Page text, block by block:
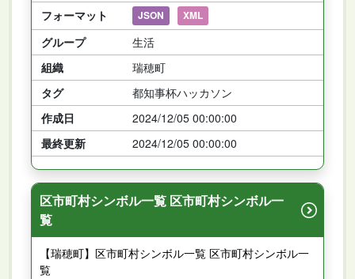
フォーマット
JSON XML
グループ
生活
組織
瑞穂町
タグ
都知事杯ハッカソン
作成日
2024/12/05 00:00:00
最終更新
2024/12/05 00:00:00
区市町村シンボル一覧 区市町村シンボル一
覧
【瑞穂町】区市町村シンボル一覧 区市町村シンボル一
覧